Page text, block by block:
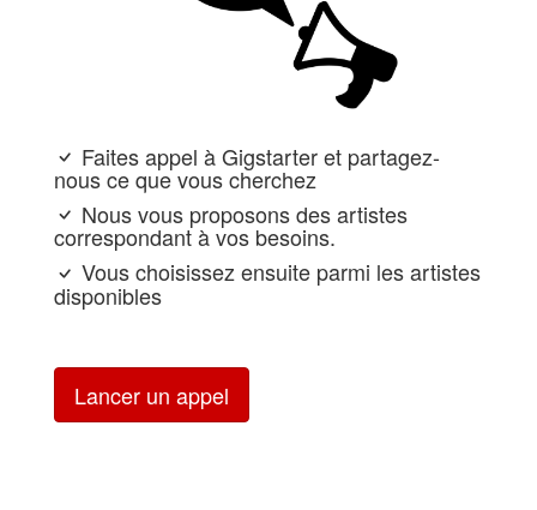
Faites appel à Gigstarter et partagez-
nous ce que vous cherchez
Nous vous proposons des artistes
correspondant à vos besoins.
Vous choisissez ensuite parmi les artistes
disponibles
Lancer un appel